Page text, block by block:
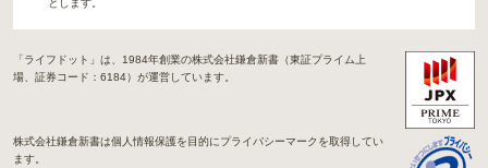
とします。
「ライフドット」は、1984年創業の株式会社鎌倉新書（東証プライム上
場、証券コード：6184）が運営しています。
株式会社鎌倉新書は個人情報保護を目的にプライバシーマークを取得してい
ます。